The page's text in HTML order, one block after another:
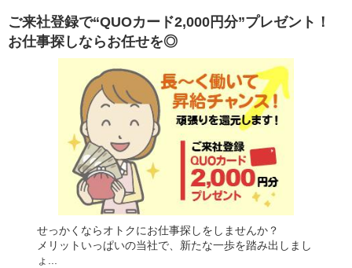
ご来社登録で“QUOカード2,000円分”プレゼント！
お仕事探しならお任せを◎
せっかくならオトクにお仕事探しをしませんか？
メリットいっぱいの当社で、新たな一歩を踏み出しまし
ょ...